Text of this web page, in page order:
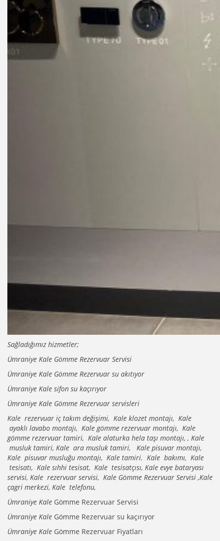
Sağladığımız hizmetler;
Ümraniye Kale Gömme Rezervuar Servisi
Ümraniye Kale Gömme Rezervuar su akıtıyor
Ümraniye Kale sifon su kaçırıyor
Ümraniye Kale Gömme Rezervuar servisleri
Kale rezervuar iç takım değişimi, Kale klozet montajı, Kale
ayaklı lavabo montajı, Kale gömme rezervuar montajı, Kale
gömme rezervuar tamiri, Kale alaturka hela taşı montajı, , Kale
musluk tamiri, Kale ara musluk tamiri, Kale pisuvar montajı,
Kale pisuvar musluğu montajı, Kale tamiri. Kale bakımı, Kale
tesisatı, Kale sıhhi tesisat, Kale tesisatçısı, Kale evye bataryası
servisi, Kale rezervuar servisi, Kale Gömme Rezervuar Servisi ,Kale
çagri merkezi, Kale telefonu,
Ümraniye Kale Gömme Rezervuar Servisi
Ümraniye Kale Gömme Rezervuar su kaçırıyor
Ümraniye Kale Gömme Rezervuar Fiyatları